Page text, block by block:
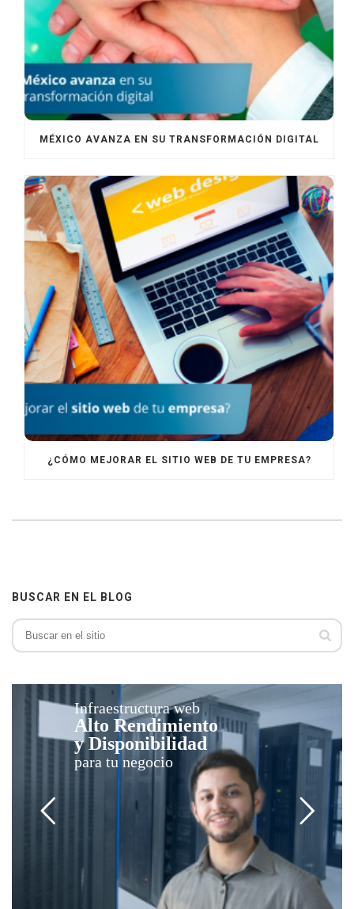
MÉXICO AVANZA EN SU TRANSFORMACIÓN DIGITAL
¿CÓMO MEJORAR EL SITIO WEB DE TU EMPRESA?
BUSCAR EN EL BLOG
Infraestructura web
Alto Rendimiento
y Disponibilidad
para tu negocio